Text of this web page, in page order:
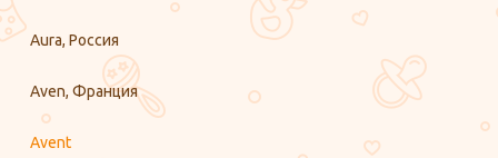
Aura, Россия
Aven, Франция
Avent